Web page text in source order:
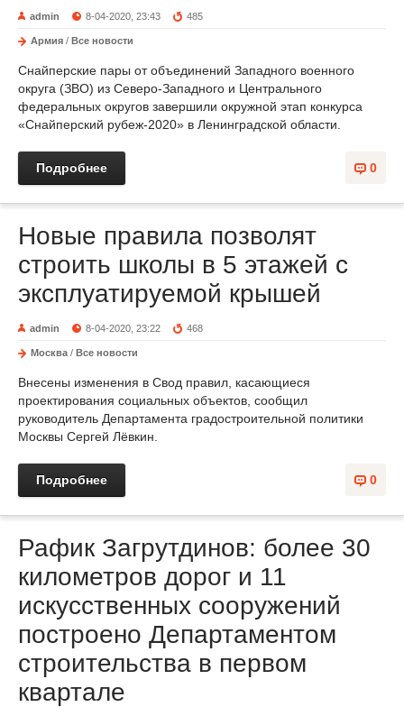
admin 8-04-2020, 23:43 485
Армия / Все новости
Снайперские пары от объединений Западного военного
округа (ЗВО) из Северо-Западного и Центрального
федеральных округов завершили окружной этап конкурса
«Снайперский рубеж-2020» в Ленинградской области.
0
Подробнее
Новые правила позволят
строить школы в 5 этажей с
эксплуатируемой крышей
admin 8-04-2020, 23:22 468
Москва / Все новости
Внесены изменения в Свод правил, касающиеся
проектирования социальных объектов, сообщил
руководитель Департамента градостроительной политики
Москвы Сергей Лёвкин.
0
Подробнее
Рафик Загрутдинов: более 30
километров дорог и 11
искусственных сооружений
построено Департаментом
строительства в первом
квартале